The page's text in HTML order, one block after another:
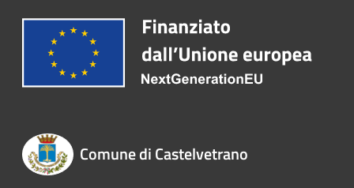
Comune di Castelvetrano